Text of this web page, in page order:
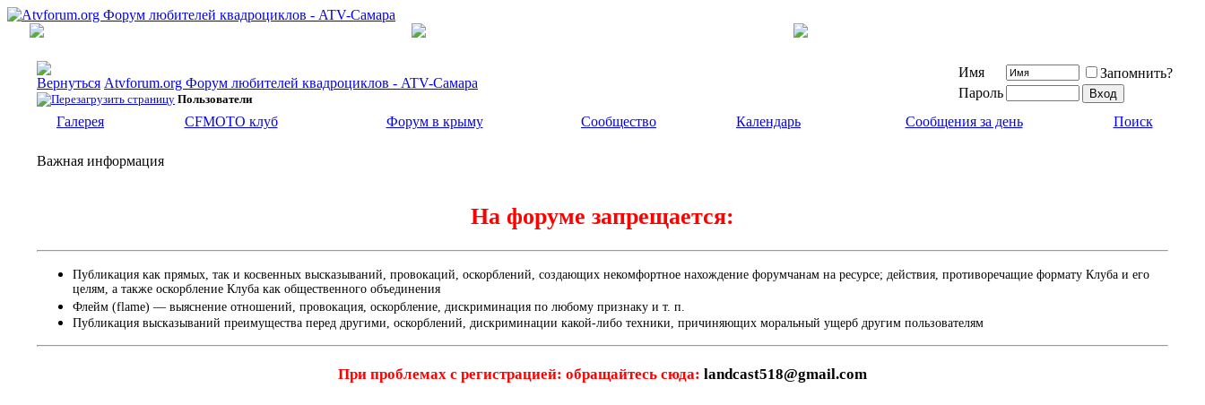
Atvforum.org Форум любителей квадроциклов - ATV-Самара
Пользователи
Имя
Запомнить?
Пароль
Галерея
CFMOTO клуб Форум в крыму Сообщество Календарь Сообщения за день Поиск
Важная информация
На форуме запрещается:
Публикация как прямых, так и косвенных высказываний, провокаций, оскорблений, создающих некомфортное нахождение форумчанам на ресурсе; действия, противоречащие формату Клуба и его
целям, а также оскорбление Клуба как общественного объединения
Флейм (flame) — выяснение отношений, провокация, оскорбление, дискриминация по любому признаку и т. п.
Публикация высказываний преимущества перед другими, оскорблений, дискриминации какой-либо техники, причиняющих моральный ущерб другим пользователям
При проблемах с регистрацией: обращайтесь сюда: landcast518@gmail.com